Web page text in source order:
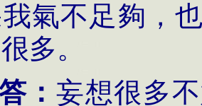
氣不足夠，
多。
： 妄想很多